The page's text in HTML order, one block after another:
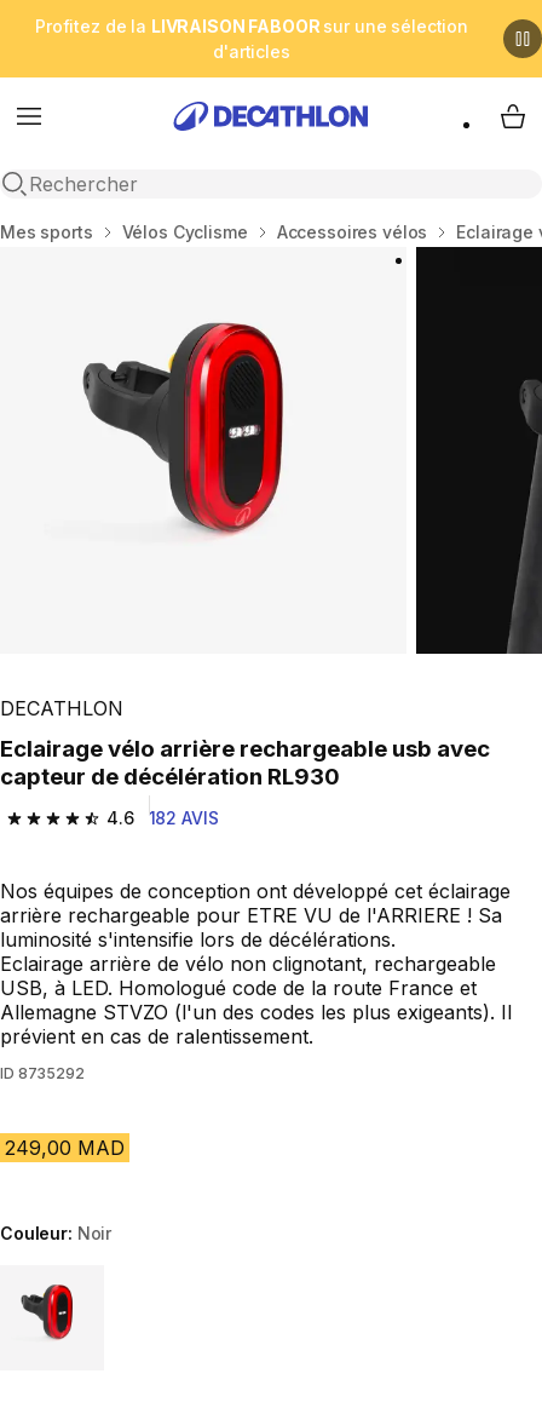
Profitez de la LIVRAISON FABOOR sur une sélection
d'articles
Menu
Open search
My
Accueil
Mes sports Vélos Cyclisme Accessoires vélos Eclairage
DECATHLON
Eclairage vélo arrière rechargeable usb avec
capteur de décélération RL930
4.6
4.6 out of 5 stars from 182 reviews
182 AVIS
Nos équipes de conception ont développé cet éclairage
arrière rechargeable pour ETRE VU de l'ARRIERE ! Sa
luminosité s'intensifie lors de décélérations.
Eclairage arrière de vélo non clignotant, rechargeable
USB, à LED. Homologué code de la route France et
Allemagne STVZO (l'un des codes les plus exigeants). Il
prévient en cas de ralentissement.
ID 8735292
249,00 MAD
Couleur: Noir